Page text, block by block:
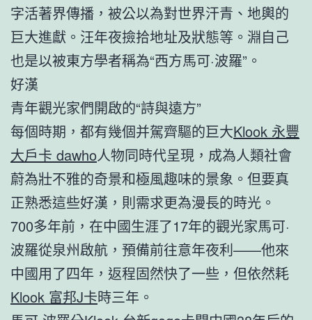
字活著界傳播，被公以為對世界汗青、地輿的
巨大進獻。汪年夜撿拾地址及狀態等。淵自己
也是以被東方學者稱為“西方馬可·波羅”。
好漢
青年觀光家們開啟的“詩與遠方”
每個時期，都有幾個并駕齊驅的巨大Klook 永豐
大戶卡 dawho人物同時代呈現，成為人類社會
蔚為壯不雅的奇景和極風趣味的景象。但要真
正熟悉這些好漢，則需求更為漫長的時光。
700多年前，在中國生涯了17年的觀光家馬可·
波羅從泉州啟航，預備前往意年夜利——他來
中國用了四年，返程固然快了一些，但依然耗
Klook 富邦J卡時三年。